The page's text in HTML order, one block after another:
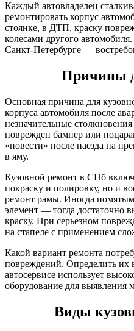
Каждый автовладелец
ремонтировать корпус
стоянке, в ДТП, краску
колесами другого
Санкт-Петербурге —
Причины
Основная причина для
корпуса автомобиля после
незначительные
поврежден бампер или
«повести» после наезда на
в яму.
Кузовной ремонт в СПб
покраску и полировку, но и
ремонт рамы. Иногда помятым
элемент — тогда достаточно
краску. При серьезном
на стапеле с применением
Какой вариант ремонта
повреждений. Определить их
автосервисе использует
оборудование для выявления
Виды